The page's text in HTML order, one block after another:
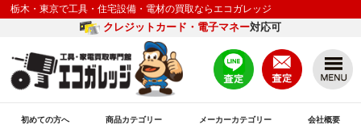
栃木・東京で工具・住宅設備・電材の買取ならエコガレッジ
クレジットカード・電子マネー対応可
初めての方へ 商品カテゴリー メーカーカテゴリー 会社概要